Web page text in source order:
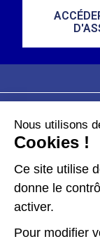
Plan du
Données
Kit de
Nous utilisons
Cookies !
Ce site utilise
donne le
activer.
Pour modifier